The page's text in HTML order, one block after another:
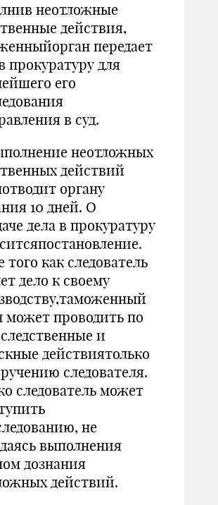
неотложные
действия,
передает
прокуратуру для
его
в суд.
неотложных
действий
органу
10 дней. О
дела в прокуратуру
того как сле­дователь
дело к своему
может проводить по
и
действиятолько
следователя.
следо­ватель может
не
выполнения
дознания
действий.